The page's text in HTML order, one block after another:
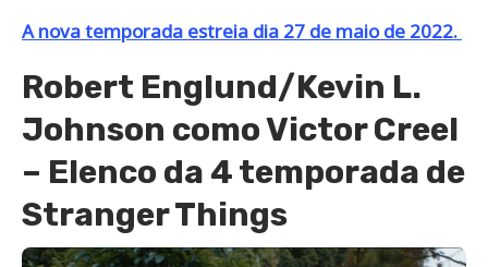
A nova temporada estreia dia 27 de maio de 2022.
Robert Englund/Kevin L.
Johnson como Victor Creel
– Elenco da 4 temporada de
Stranger Things